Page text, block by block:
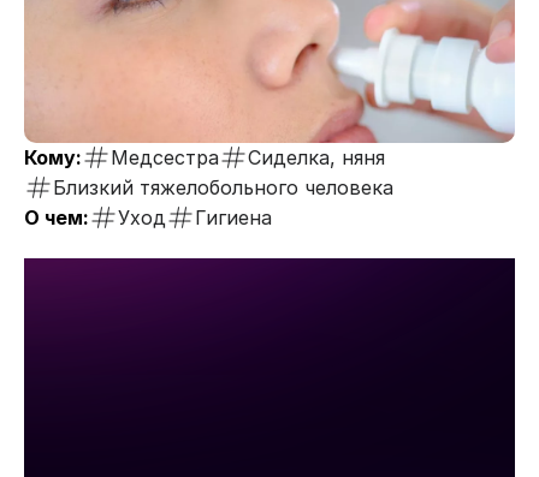
Кому: Медсестра
Сиделка, няня
Близкий тяжелобольного человека
О чем:
Уход Гигиена